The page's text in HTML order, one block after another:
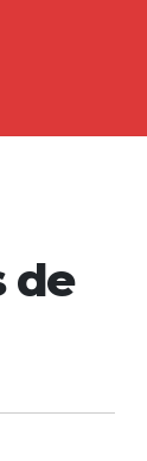
de